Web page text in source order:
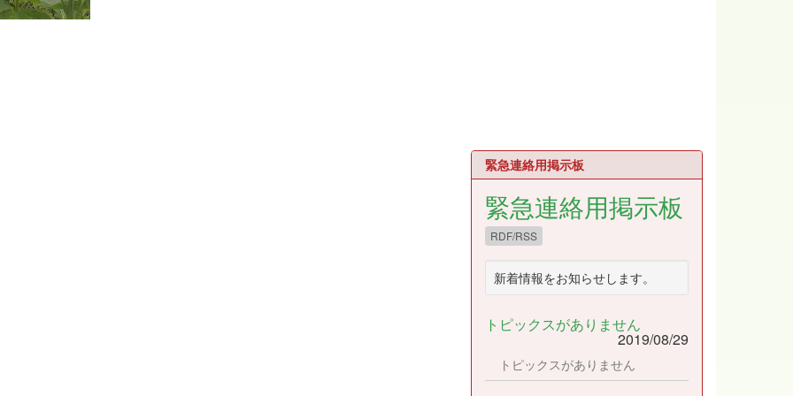
緊急連絡用掲示板
緊急連絡用掲示板
RDF/RSS
新着情報をお知らせします。
トピックスがありません
2019/08/29
トピックスがありません